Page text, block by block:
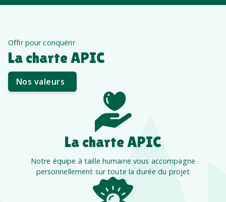
Offir pour conquérir
La charte APIC
Nos valeurs
La charte APIC
Notre équipe à taille humaine vous accompagne
personnellement sur toute la durée du projet